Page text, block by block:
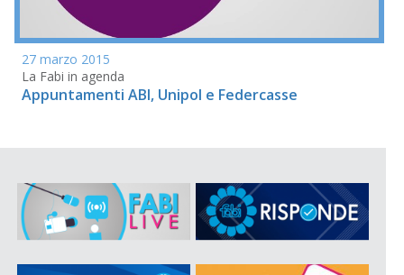
27 marzo 2015
La Fabi in agenda
Appuntamenti ABI, Unipol e Federcasse